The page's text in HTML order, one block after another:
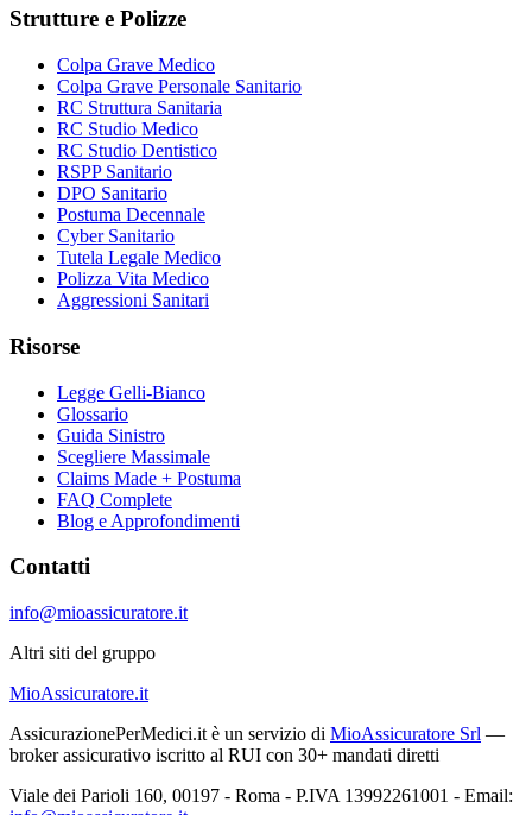
Strutture e Polizze
Colpa Grave Medico
Colpa Grave Personale Sanitario
RC Struttura Sanitaria
RC Studio Medico
RC Studio Dentistico
RSPP Sanitario
DPO Sanitario
Postuma Decennale
Cyber Sanitario
Tutela Legale Medico
Polizza Vita Medico
Aggressioni Sanitari
Risorse
Legge Gelli-Bianco
Glossario
Guida Sinistro
Scegliere Massimale
Claims Made + Postuma
FAQ Complete
Blog e Approfondimenti
Contatti
info@mioassicuratore.it
Altri siti del gruppo
MioAssicuratore.it
AssicurazionePerMedici.it è un servizio di MioAssicuratore Srl —
broker assicurativo iscritto al RUI con 30+ mandati diretti
Viale dei Parioli 160, 00197 - Roma - P.IVA 13992261001 - Email: